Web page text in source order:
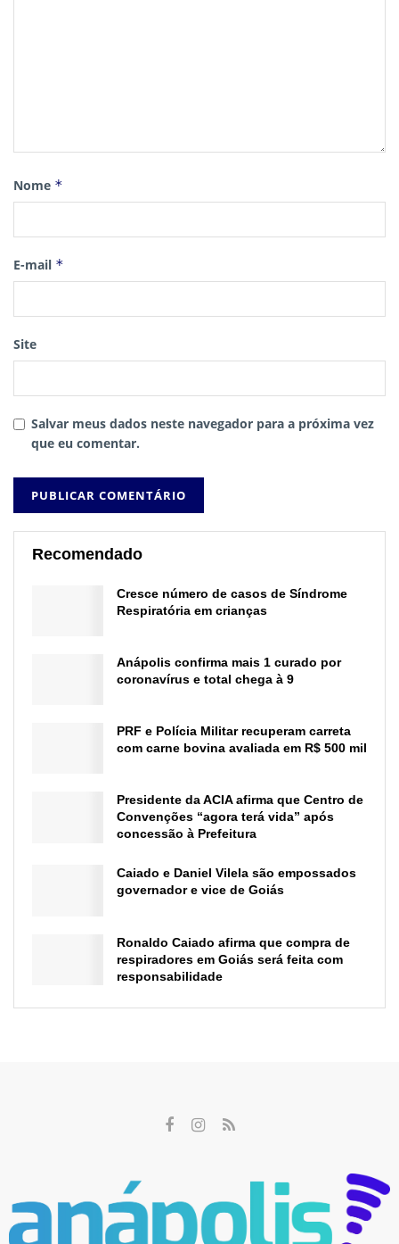
Nome *
E-mail *
Site
Salvar meus dados neste navegador para a próxima vez
que eu comentar.
Recomendado
Cresce número de casos de Síndrome
Respiratória em crianças
Anápolis confirma mais 1 curado por
coronavírus e total chega à 9
PRF e Polícia Militar recuperam carreta
com carne bovina avaliada em R$ 500 mil
Presidente da ACIA afirma que Centro de
Convenções “agora terá vida” após
concessão à Prefeitura
Caiado e Daniel Vilela são empossados
governador e vice de Goiás
Ronaldo Caiado afirma que compra de
respiradores em Goiás será feita com
responsabilidade